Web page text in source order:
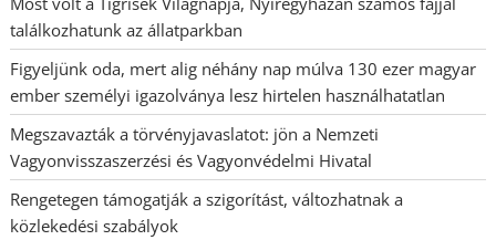
találkozhatunk az állatparkban
Figyeljünk oda, mert alig néhány nap múlva 130 ezer magyar
ember személyi igazolványa lesz hirtelen használhatatlan
Megszavazták a törvényjavaslatot: jön a Nemzeti
Vagyonvisszaszerzési és Vagyonvédelmi Hivatal
Rengetegen támogatják a szigorítást, változhatnak a
közlekedési szabályok